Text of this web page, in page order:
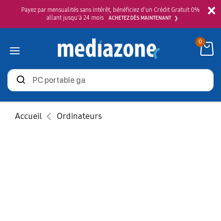
×
Payez par mensualités sans intérêt, bénéficiez d'un Crédit Gratuit 0%
allant jusqu'à 24 mois
ACHETEZ DÈS MAINTENANT
Rechercher
des
produits
0
Accueil Ordinateurs